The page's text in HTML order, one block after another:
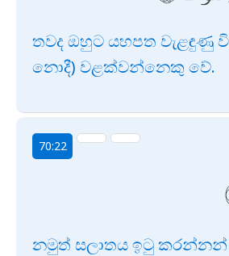
තවද ඔහුට යහපත වැළඳුණු
නොදී) වළක්වන්නෙකු වේ.
70:22
නමුත් සලාතය ඉටු කරන්නන්